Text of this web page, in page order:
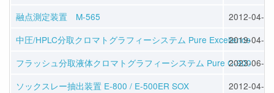
融点測定装置 M-565
2012-04-23
中圧/HPLC分取クロマトグラフィーシステム Pure Excellence
2019-04-22
フラッシュ分取液体クロマトグラフィーシステム Pure C-900
2023-06-07
ソックスレー抽出装置 E-800 / E-500ER SOX
2012-04-25